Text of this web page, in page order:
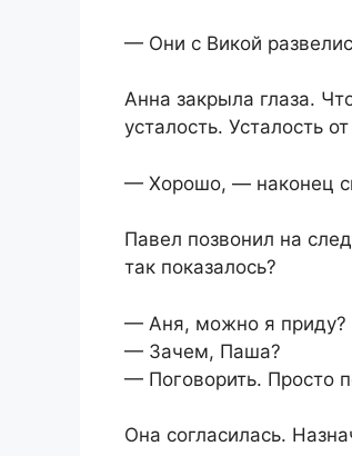
— Они с Викой
Анна закрыла глаза.
усталость. Усталость
— Хорошо, — наконец
Павел позвонил на
так показалось?
— Аня, можно я приду?
— Зачем, Паша?
— Поговорить. Просто
Она согласилась.